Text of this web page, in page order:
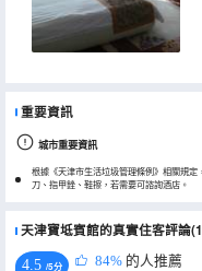
重要資訊
城市重要資訊
根據《天津市生活垃圾管理條例》相關規定
刀、指甲銼、鞋擦，若需要可諮詢酒店。
天津寶坻賓館的真實住客評論
4.5 /5分 84% 的人推薦